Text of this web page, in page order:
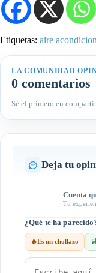
Etiquetas: aire
LA COMUNIDAD
0 comentarios
Sé el primero en
Deja tu
Cuenta
Tu
¿Qué te ha
🔥Es un chollazo